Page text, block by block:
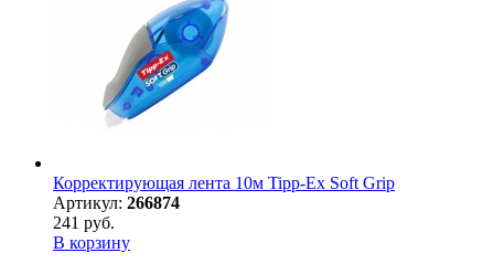
Корректирующая лента 10м Tipp-Ex Soft Grip
Артикул: 266874
241 руб.
В корзину